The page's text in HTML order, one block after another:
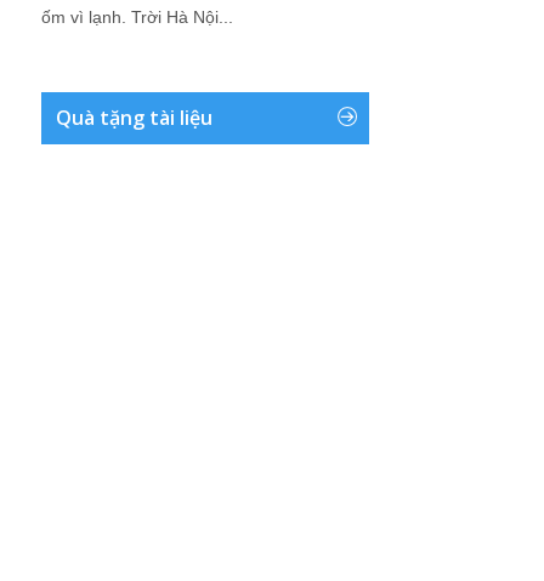
ốm vì lạnh. Trời Hà Nội...
Quà tặng tài liệu